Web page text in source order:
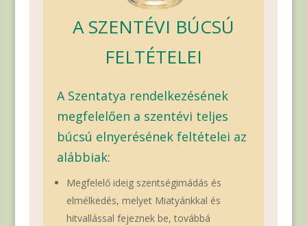
A SZENTÉVI BÚCSÚ
FELTÉTELEI
A Szentatya rendelkezésének
megfelelően a szentévi teljes
búcsú elnyerésének feltételei az
alábbiak:
Megfelelő ideig szentségimádás és
elmélkedés, melyet Miatyánkkal és
hitvallással fejeznek be, továbbá